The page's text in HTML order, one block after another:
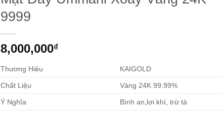
9999
8,000,000₫
Thương Hiệu KAIGOLD
Chất Liệu Vàng 24K 99.99%
Ý Nghĩa Bình an,lợi khí, trừ tà